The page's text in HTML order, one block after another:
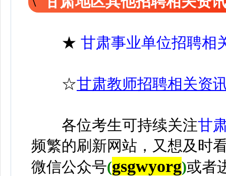
★ 甘肃事业单位招聘相
☆甘肃教师招聘相关资
各位考生可持续关注甘
频繁的刷新网站，又想及时
微信公众号(gsgwyorg)或者